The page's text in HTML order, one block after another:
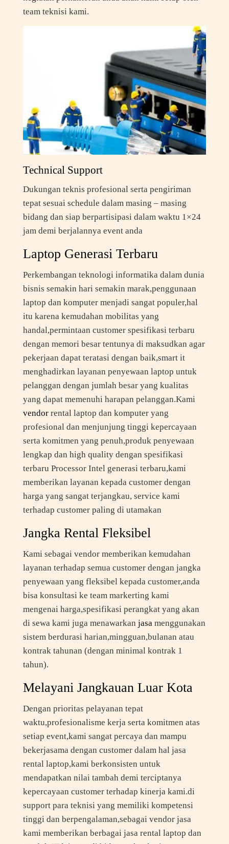
team teknisi kami.
Technical Support
Dukungan teknis profesional serta pengiriman
tepat sesuai schedule dalam masing – masing
bidang dan siap berpartisipasi dalam waktu 1×24
jam demi berjalannya event anda
Laptop Generasi Terbaru
Perkembangan teknologi informatika dalam dunia
bisnis semakin hari semakin marak,penggunaan
laptop dan komputer menjadi sangat populer,hal
itu karena kemudahan mobilitas yang
handal,permintaan customer spesifikasi terbaru
dengan memori besar tentunya di maksudkan agar
pekerjaan dapat teratasi dengan baik,smart it
menghadirkan layanan penyewaan laptop untuk
pelanggan dengan jumlah besar yang kualitas
yang dapat memenuhi harapan pelanggan.Kami
vendorrental laptop dan komputer yang
profesional dan menjunjung tinggi kepercayaan
serta komitmen yang penuh,produk penyewaan
lengkap dan high quality dengan spesifikasi
terbaru Processor Intel generasi terbaru,kami
memberikan layanan kepada customer dengan
harga yang sangat terjangkau, service kami
terhadap customer paling di utamakan
Jangka Rental Fleksibel
Kami sebagai vendor memberikan kemudahan
layanan terhadap semua customer dengan jangka
penyewaan yang fleksibel kepada customer,anda
bisa konsultasi ke team markerting kami
mengenai harga,spesifikasi perangkat yang akan
di sewa kami juga menawarkan jasamenggunakan
sistem berdurasi harian,mingguan,bulanan atau
kontrak tahunan (dengan minimal kontrak 1
tahun).
Melayani Jangkauan Luar Kota
Dengan prioritas pelayanan tepat
waktu,profesionalisme kerja serta komitmen atas
setiap event,kami sangat percaya dan mampu
bekerjasama dengan customer dalam hal jasa
rental laptop,kami berkonsisten untuk
mendapatkan nilai tambah demi terciptanya
kepercayaan customer terhadap kinerja kami.di
support para teknisi yang memiliki kompetensi
tinggi dan berpengalaman,sebagai vendor jasa
kami memberikan berbagai jasa rental laptop dan